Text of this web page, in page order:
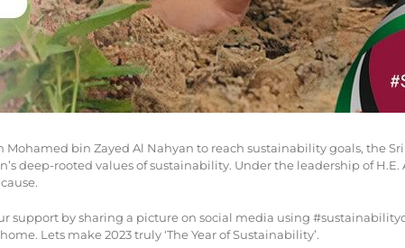
bin Zayed Al Nahyan to reach sustainability goals, the
rooted values of sustainability. Under the leadership of H.E.
support by sharing a picture on social media using
Lets make 2023 truly ‘The Year of Sustainability’.